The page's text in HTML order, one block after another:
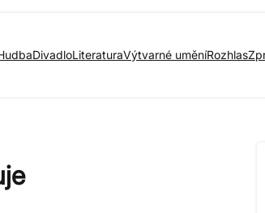
DivadloLiteraturaVýtvarné uměníRozhlas